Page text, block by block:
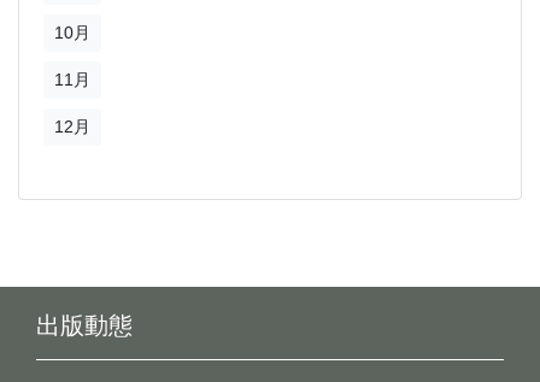
10月
11月
12月
出版動態